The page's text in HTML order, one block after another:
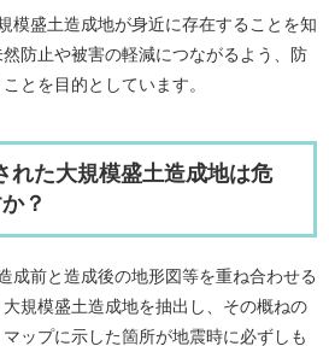
模盛土造成地が身近に存在することを知
防止や被害の軽減につながるよう、防
とを目的としています。
れた大規模盛土造成地は危
？
成前と造成後の地形図等を重ね合わせる
規模盛土造成地を抽出し、その概ねの
ップに示した箇所が地震時に必ずしも